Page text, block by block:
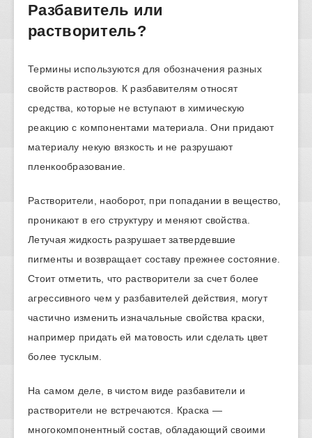
Разбавитель или
растворитель?
Термины используются для обозначения разных
свойств растворов. К разбавителям относят
средства, которые не вступают в химическую
реакцию с компонентами материала. Они придают
материалу некую вязкость и не разрушают
пленкообразование.
Растворители, наоборот, при попадании в вещество,
проникают в его структуру и меняют свойства.
Летучая жидкость разрушает затвердевшие
пигменты и возвращает составу прежнее состояние.
Стоит отметить, что растворители за счет более
агрессивного чем у разбавителей действия, могут
частично изменить изначальные свойства краски,
например придать ей матовость или сделать цвет
более тусклым.
На самом деле, в чистом виде разбавители и
растворители не встречаются. Краска —
многокомпонентный состав, обладающий своими